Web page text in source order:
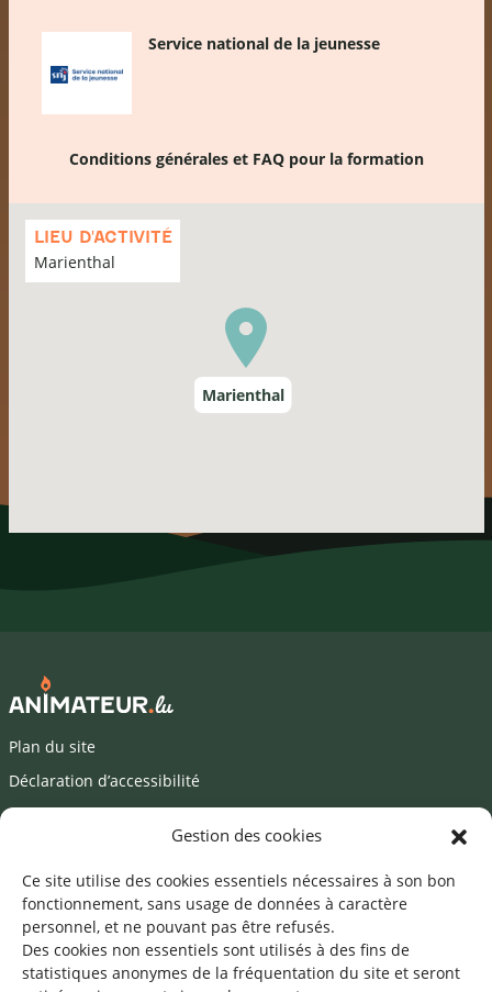
Gestion des cookies
Ce site utilise des cookies essentiels nécessaires à son bon
fonctionnement, sans usage de données à caractère
personnel, et ne pouvant pas être refusés.
Des cookies non essentiels sont utilisés à des fins de
statistiques anonymes de la fréquentation du site et seront
Service national de la jeunesse
Conditions générales et FAQ pour la formation
LIEU D'ACTIVITÉ
Marienthal
Passer
carte
Marienthal
Plan du site
Déclaration d’accessibilité
Mentions légales
Une offre du